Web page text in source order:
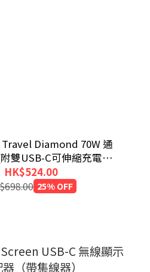
Diamond 70W 通
雙USB-C可伸縮充電線)
(CNT-70/2C)
HK$524.00
25% OFF